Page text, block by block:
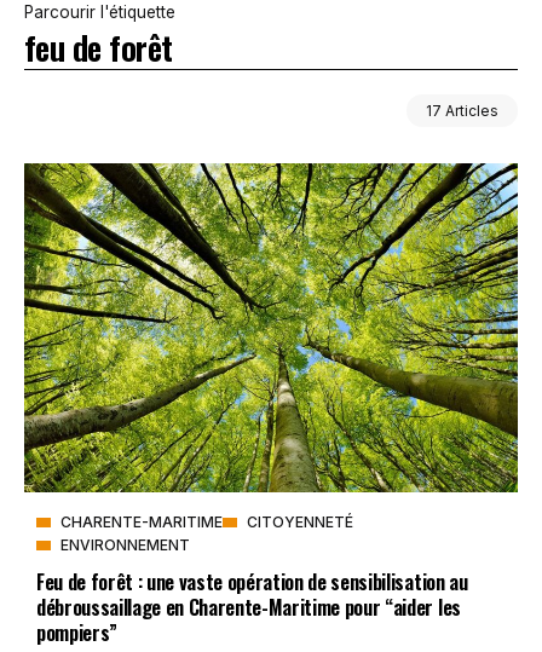
Parcourir l'étiquette
feu de forêt
17 Articles
CHARENTE-MARITIME
CITOYENNETÉ
ENVIRONNEMENT
Feu de forêt : une vaste opération de sensibilisation au
débroussaillage en Charente-Maritime pour “aider les
pompiers”